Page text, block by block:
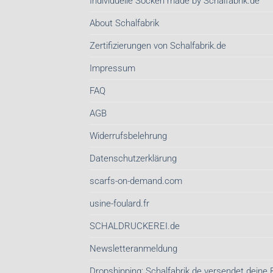
About Schalfabrik
Zertifizierungen von Schalfabrik.de
Impressum
FAQ
AGB
Widerrufsbelehrung
Datenschutzerklärung
scarfs-on-demand.com
usine-foulard.fr
SCHALDRUCKEREI.de
Newsletteranmeldung